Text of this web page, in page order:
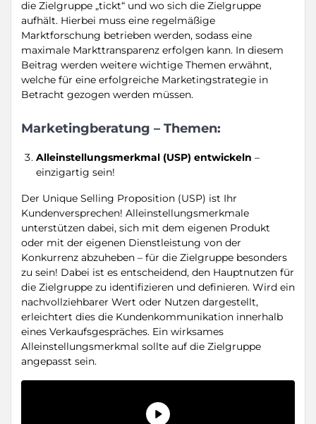
die Zielgruppe „tickt“ und wo sich die Zielgruppe
aufhält. Hierbei muss eine regelmäßige
Marktforschung betrieben werden, sodass eine
maximale Markttransparenz erfolgen kann. In diesem
Beitrag werden weitere wichtige Themen erwähnt,
welche für eine erfolgreiche Marketingstrategie in
Betracht gezogen werden müssen.
Marketingberatung – Themen:
Alleinstellungsmerkmal (USP) entwickeln –
einzigartig sein!
Der Unique Selling Proposition (USP) ist Ihr
Kundenversprechen! Alleinstellungsmerkmale
unterstützen dabei, sich mit dem eigenen Produkt
oder mit der eigenen Dienstleistung von der
Konkurrenz abzuheben – für die Zielgruppe besonders
zu sein! Dabei ist es entscheidend, den Hauptnutzen für
die Zielgruppe zu identifizieren und definieren. Wird ein
nachvollziehbarer Wert oder Nutzen dargestellt,
erleichtert dies die Kundenkommunikation innerhalb
eines Verkaufsgespräches. Ein wirksames
Alleinstellungsmerkmal sollte auf die Zielgruppe
angepasst sein.